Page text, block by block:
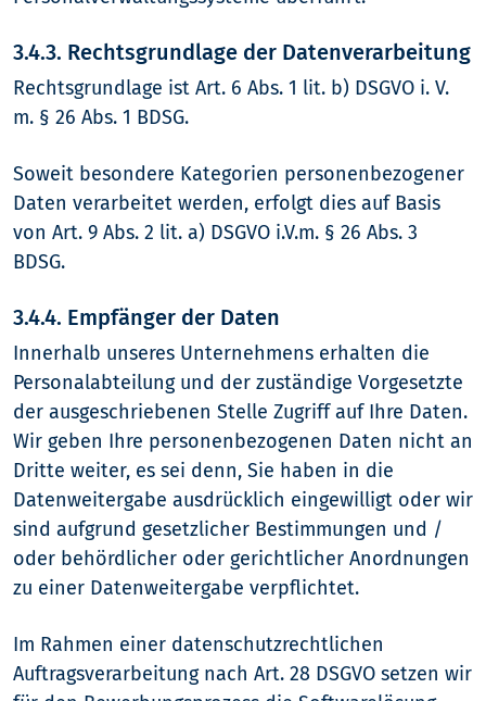
3.4.3. Rechtsgrundlage der Datenverarbeitung
Rechtsgrundlage ist Art. 6 Abs. 1 lit. b) DSGVO i. V.
m. § 26 Abs. 1 BDSG.
Soweit besondere Kategorien personenbezogener
Daten verarbeitet werden, erfolgt dies auf Basis
von Art. 9 Abs. 2 lit. a) DSGVO i.V.m. § 26 Abs. 3
BDSG.
3.4.4. Empfänger der Daten
Innerhalb unseres Unternehmens erhalten die
Personalabteilung und der zuständige Vorgesetzte
der ausgeschriebenen Stelle Zugriff auf Ihre Daten.
Wir geben Ihre personenbezogenen Daten nicht an
Dritte weiter, es sei denn, Sie haben in die
Datenweitergabe ausdrücklich eingewilligt oder wir
sind aufgrund gesetzlicher Bestimmungen und /
oder behördlicher oder gerichtlicher Anordnungen
zu einer Datenweitergabe verpflichtet.
Im Rahmen einer datenschutzrechtlichen
Auftragsverarbeitung nach Art. 28 DSGVO setzen wir